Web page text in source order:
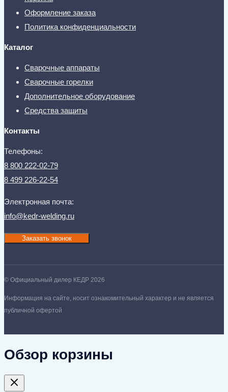
Оформление заказа
Политика конфиденциальности
Каталог
Сварочные аппараты
Сварочные горелки
Дополнительное оборудование
Средства защиты
Контакты
Телефоны:
8 800 222-02-79
8 499 226-22-54
Электронная почта:
info@kedr-welding.ru
Заказать звонок
© Официальный дилер КЕДР 2026
Информация на сайте, носит ознакомительный характер и не является
публичной офертой
Обзор корзины